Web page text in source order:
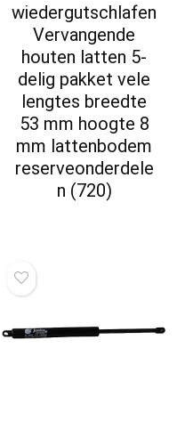
wiedergutschlafen
Vervangende
houten latten 5-
delig pakket vele
lengtes breedte
53 mm hoogte 8
mm lattenbodem
reserveonderdele
n (720)